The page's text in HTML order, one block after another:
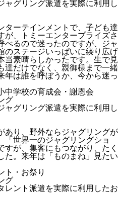
ターテインメントで、子ども達
が、トミーエンタープライズさ
べるので迷ったのですが、ジャ
のステージいっぱいに繰り広げ
当素晴らしかったです。生で見
達だけでなく、親御様まで一緒
年は誰を呼ぼうか、今から迷っ
中学校の育成会・謝恩会
グ
あり、野外ならジャグリングが
「世界一のジャグリングショ
が、集客にもつながり、たく
た。来年は「ものまね」見たい
ト・お祭り
グ